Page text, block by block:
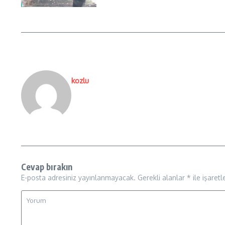
kozlu
Cevap bırakın
E-posta adresiniz yayınlanmayacak. Gerekli alanlar * ile